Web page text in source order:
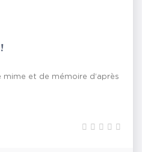
mime et de mémoire d’après